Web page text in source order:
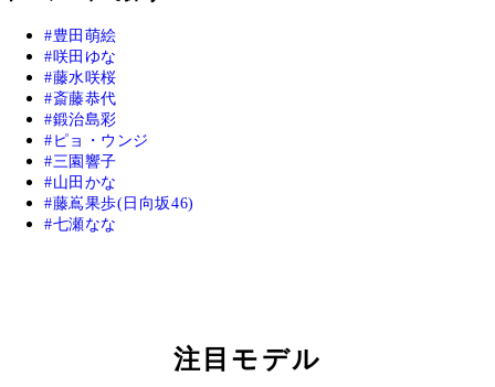
豊田萌絵
咲田ゆな
藤水咲桜
斎藤恭代
鍛治島彩
ピョ・ウンジ
三園響子
山田かな
藤嶌果歩(日向坂46)
七瀬なな
注目モデル